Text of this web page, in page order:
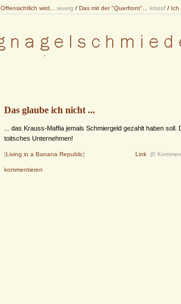
Offensichtlich wird... wuerg / Das mit der "Querfront"... kristof / Ich
Das glaube ich nicht ...
... das Krauss-Maffia jemals Schmiergeld gezahlt haben soll.
toitsches Unternehmen!
[Living in a Banana Republic] Link (0
kommentieren